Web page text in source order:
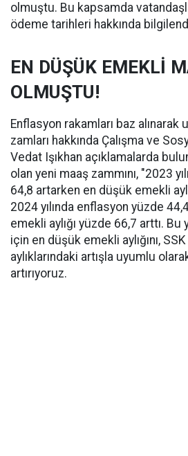
olmuştu. Bu kapsamda
ödeme tarihleri hakkında
EN DÜŞÜK EMEKLİ
OLMUŞTU!
Enflasyon rakamları baz alınarak
zamları hakkında Çalışma ve
Vedat Işıkhan açıklamalarda
olan yeni maaş zammını, "2023
64,8 artarken en düşük emekli
2024 yılında enflasyon yüzde
emekli aylığı yüzde 66,7 arttı. Bu
için en düşük emekli aylığını,
aylıklarındaki artışla uyumlu
artırıyoruz.